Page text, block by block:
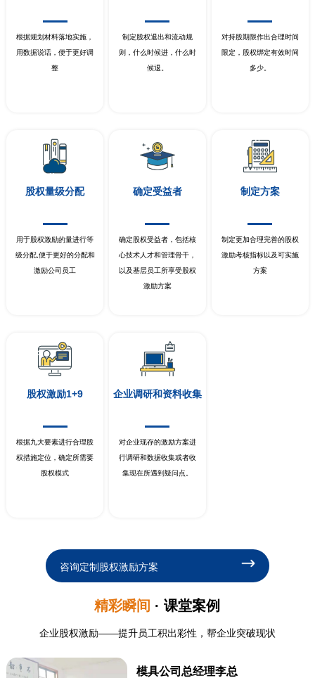
根据规划材料落地实施，
用数据说话，便于更好调
整
制定股权退出和流动规
则，什么时候进，什么时
候退。
对持股期限作出合理时间
限定，股权绑定有效时间
多少。
股权量级分配
用于股权激励的量进行等
级分配,便于更好的分配和
激励公司员工
确定受益者
确定股权受益者，包括核
心技术人才和管理骨干，
以及基层员工所享受股权
激励方案
制定方案
制定更加合理完善的股权
激励考核指标以及可实施
方案
股权激励1+9
根据九大要素进行合理股
权措施定位，确定所需要
股权模式
企业调研和资料收集
对企业现存的激励方案进
行调研和数据收集或者收
集现在所遇到疑问点。
咨询定制股权激励方案
精彩瞬间 · 课堂案例
企业股权激励——提升员工积出彩性，帮企业突破现状
模具公司总经理李总